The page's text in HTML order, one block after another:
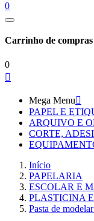
0
Carrinho de compras
0

Mega Menu
PAPEL E
ARQUIVO E
CORTE,
Início
PAPELARIA
ESCOLAR E
PLASTICINA
Pasta de